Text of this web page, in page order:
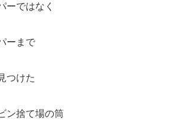
ーではなく
ーまで
つけた
ン捨て場の筒